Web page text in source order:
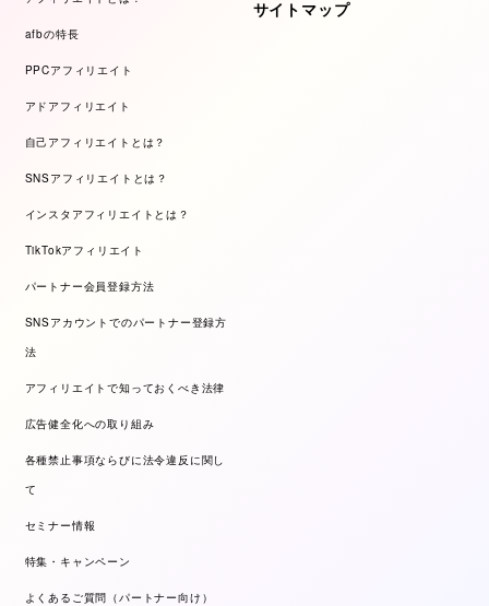
afbの特長
PPCアフィリエイト
アドアフィリエイト
自己アフィリエイトとは？
SNSアフィリエイトとは？
インスタアフィリエイトとは？
TikTokアフィリエイト
パートナー会員登録方法
SNSアカウントでのパートナー登録方
法
アフィリエイトで知っておくべき法律
広告健全化への取り組み
各種禁止事項ならびに法令違反に関し
て
セミナー情報
特集・キャンペーン
よくあるご質問（パートナー向け）
サイトマップ